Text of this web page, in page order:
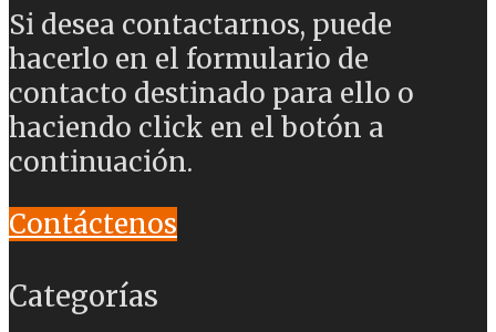
Si desea contactarnos, puede
hacerlo en el formulario de
contacto destinado para ello o
haciendo click en el botón a
continuación.
Contáctenos
Categorías